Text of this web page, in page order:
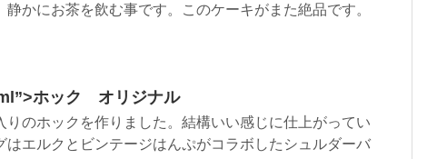
かにお茶を飲む事です。このケーキがまた絶品です。
ホック オリジナル
りのホックを作りました。結構いい感じに仕上がってい
はエルクとビンテージはんぷがコラボしたシュルダーバ